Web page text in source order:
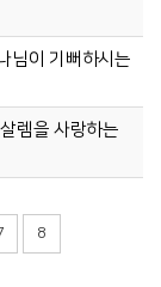
님이 기뻐하시는
렘을 사랑하는
8